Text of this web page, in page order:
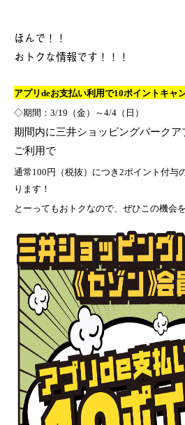
ほんで！！
おトクな情報です！！！
アプリdeお支払い利用で10ポイントキャ
◇期間：3/19（金）～4/4（日）
期間内に三井ショッピングパーク
ご利用で
通常100円（税抜）につき2ポイント付与
ります！
とーってもおトクなので、ぜひこの機会